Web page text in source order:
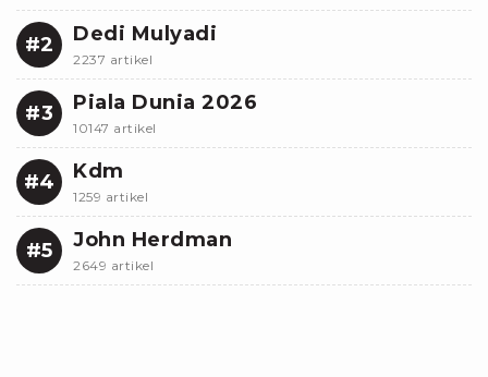
#2 Dedi Mulyadi
2237 artikel
#3 Piala Dunia 2026
10147 artikel
#4 Kdm
1259 artikel
#5 John Herdman
2649 artikel